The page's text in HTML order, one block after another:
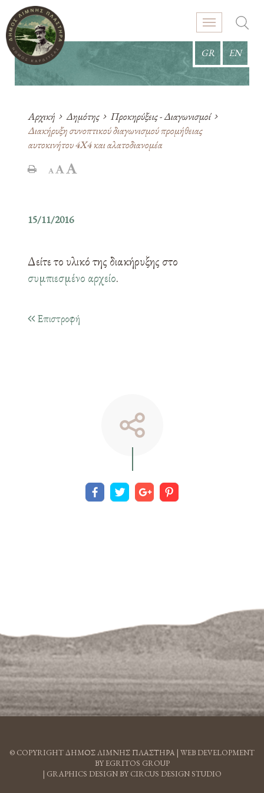
GR EN
Αρχική Δημότης
Προκηρύξεις - Διαγωνισμοί
Διακήρυξη συνοπτικού διαγωνισμού προμήθειας
αυτοκινήτου 4Χ4 και αλατοδιανομέα
15/11/2016
Δείτε το υλικό της διακήρυξης στο
συμπιεσμένο αρχείο.
Επιστροφή
© COPYRIGHT ΔΗΜΟΣ ΛΙΜΝΗΣ ΠΛΑΣΤΗΡΑ | WEB DEVELOPMENT
BY EGRITOS GROUP
| GRAPHICS DESIGN BY CIRCUS DESIGN STUDIO